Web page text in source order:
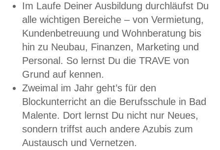
Im Laufe Deiner Ausbildung durchläufst Du
alle wichtigen Bereiche – von Vermietung,
Kundenbetreuung und Wohnberatung bis
hin zu Neubau, Finanzen, Marketing und
Personal. So lernst Du die TRAVE von
Grund auf kennen.
Zweimal im Jahr geht’s für den
Blockunterricht an die Berufsschule in Bad
Malente. Dort lernst Du nicht nur Neues,
sondern triffst auch andere Azubis zum
Austausch und Vernetzen.